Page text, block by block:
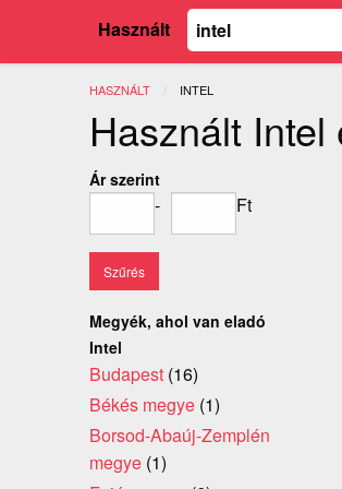
Használt
HASZNÁLT JELENLEGI:
INTEL
Használt Intel
Ár szerint
- Ft
Megyék, ahol van eladó
Intel
Budapest (16)
Békés megye (1)
Borsod-Abaúj-Zemplén
megye (1)